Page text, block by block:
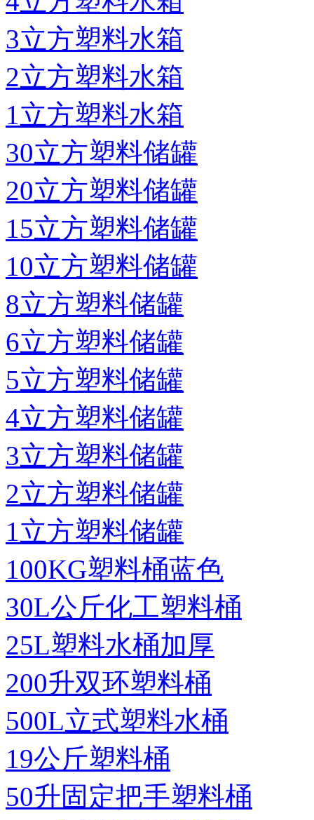
3立方塑料水箱
2立方塑料水箱
1立方塑料水箱
30立方塑料储罐
20立方塑料储罐
15立方塑料储罐
10立方塑料储罐
8立方塑料储罐
6立方塑料储罐
5立方塑料储罐
4立方塑料储罐
3立方塑料储罐
2立方塑料储罐
1立方塑料储罐
100KG塑料桶蓝色
30L公斤化工塑料桶
25L塑料水桶加厚
200升双环塑料桶
500L立式塑料水桶
19公斤塑料桶
50升固定把手塑料桶